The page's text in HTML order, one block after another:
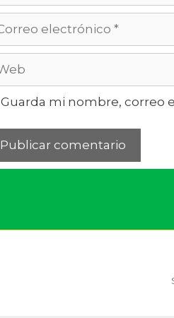
Guarda mi nombre, correo